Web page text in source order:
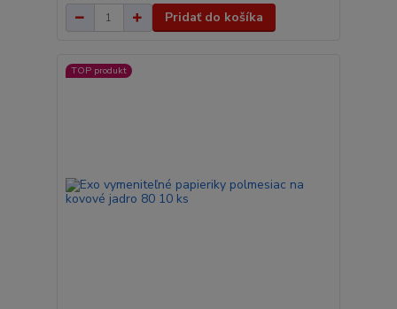
Pridať do košíka
TOP produkt